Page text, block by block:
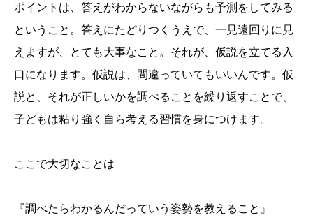
ポイントは、答えがわからないながらも予測をしてみる
ということ。答えにたどりつくうえで、一見遠回りに見
えますが、とても大事なこと。それが、仮説を立てる入
口になります。仮説は、間違っていてもいいんです。仮
説と、それが正しいかを調べることを繰り返すことで、
子どもは粘り強く自ら考える習慣を身につけます。
ここで大切なことは
『調べたらわかるんだっていう姿勢を教えること』